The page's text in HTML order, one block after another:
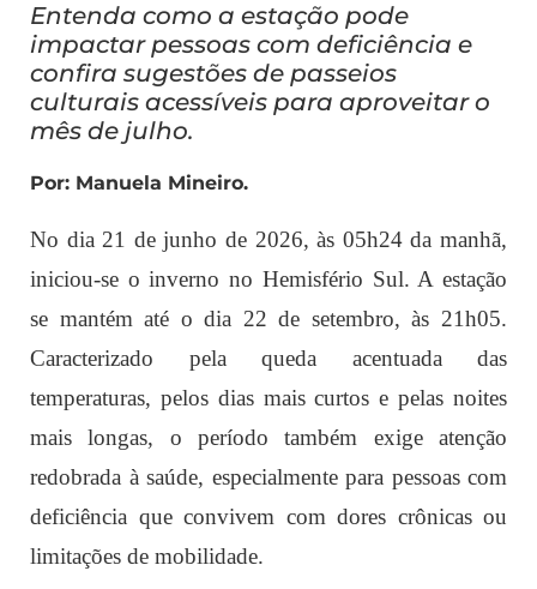
Entenda como a estação pode
impactar pessoas com deficiência e
confira sugestões de passeios
culturais acessíveis para aproveitar o
mês de julho.
Por: Manuela Mineiro.
No dia 21 de junho de 2026, às 05h24 da manhã,
iniciou-se o inverno no Hemisfério Sul. A estação
se mantém até o dia 22 de setembro, às 21h05.
Caracterizado pela queda acentuada das
temperaturas, pelos dias mais curtos e pelas noites
mais longas, o período também exige atenção
redobrada à saúde, especialmente para pessoas com
deficiência que convivem com dores crônicas ou
limitações de mobilidade.